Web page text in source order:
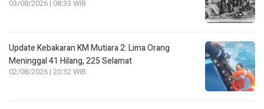
03/08/2026 | 08:33 WIB
Update Kebakaran KM Mutiara 2: Lima Orang
Meninggal 41 Hilang, 225 Selamat
02/08/2026 | 20:32 WIB